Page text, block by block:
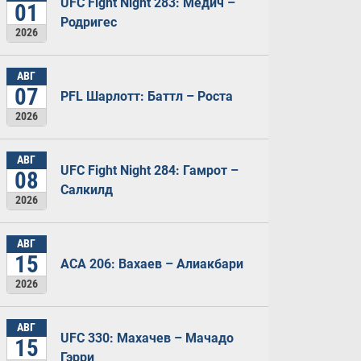
01
2026
Родригес
АВГ
07
2026
PFL Шарлотт: Баттл – Роста
АВГ
08
2026
UFC Fight Night 284: Гамрот –
Салкилд
АВГ
15
2026
ACA 206: Вахаев – Алиакбари
АВГ
15
UFC 330: Махачев – Мачадо
Гэрри